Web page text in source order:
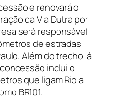
e renovará o
da Via Dutra por
será responsável
de estradas
Além do trecho já
inclui o
que ligam Rio a
BR101.